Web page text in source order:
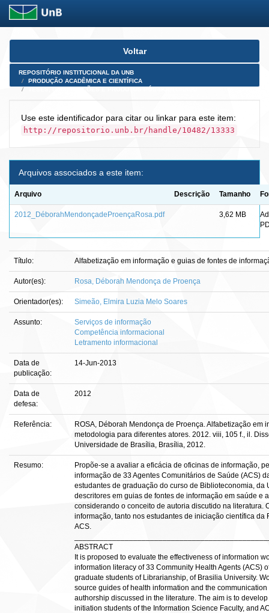
Skip
Voltar
REPOSITÓRIO INSTITUCIONAL DA UNB
PRODUÇÃO ACADÊMICA E CIENTÍFICA
Use este identificador para citar ou linkar para este item:
http://repositorio.unb.br/handle/10482/13333
Arquivos associados a este item:
Arquivo Descrição Tamanho
2012_DéborahMendonçadeProençaRosa.pdf 3,62 MB
Título: Alfabetização em informação e guias de fontes de
Autor(es): Rosa, Déborah Mendonça de Proença
Orientador(es): Simeão, Elmira Luzia Melo Soares
Assunto:
Serviços de informação
Competência informacional
Letramento informacional
Data de
publicação:
14-Jun-2013
Data de
defesa:
2012
Referência:
ROSA, Déborah Mendonça de Proença. Alfabetização em
metodologia para diferentes atores. 2012. viii, 105 f., il.
Universidade de Brasília, Brasília, 2012.
Resumo:
Propõe-se a avaliar a eficácia de oficinas de informação,
informação de 33 Agentes Comunitários de Saúde (ACS)
estudantes de graduação do curso de Biblioteconomia,
descritores em guias de fontes de informação em saúde e
considerando o conceito de autoria discutido na
informação, tanto nos estudantes de iniciação científica
ACS.
ABSTRACT
It is proposed to evaluate the effectiveness of information
information literacy of 33 Community Health Agents (ACS)
graduate students of Librarianship, of Brasilia University.
source guides of health information and the
authorship discussed in the literature. The aim is to
initiation students of the Information Science Faculty, and